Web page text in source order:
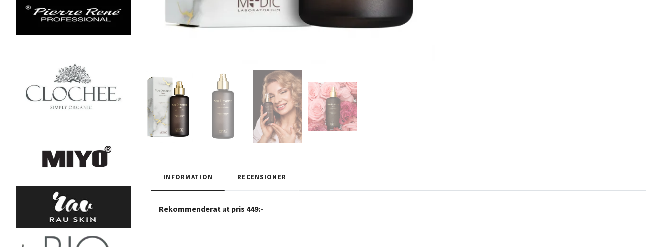
INFORMATION RECENSIONER
Rekommenderat ut pris 449:-